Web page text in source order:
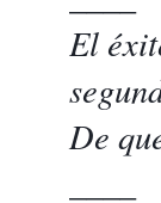
El
De